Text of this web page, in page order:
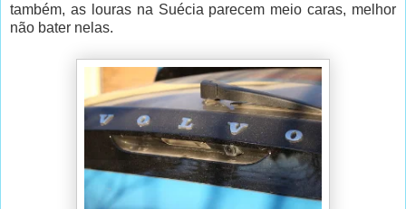
também, as louras na Suécia parecem meio caras, melhor
não bater nelas.